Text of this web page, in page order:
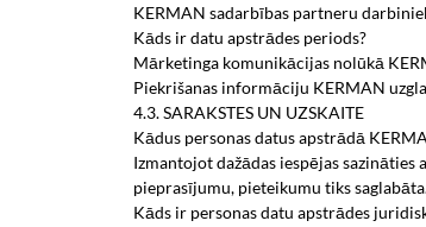
KERMAN sadarbības partneru
Kāds ir datu apstrādes periods?
Mārketinga komunikācijas nolūkā
Piekrišanas informāciju KERMAN
4.3. SARAKSTES UN UZSKAITE
Kādus personas datus apstrādā
Izmantojot dažādas iespējas
pieprasījumu, pieteikumu tiks
Kāds ir personas datu apstrādes